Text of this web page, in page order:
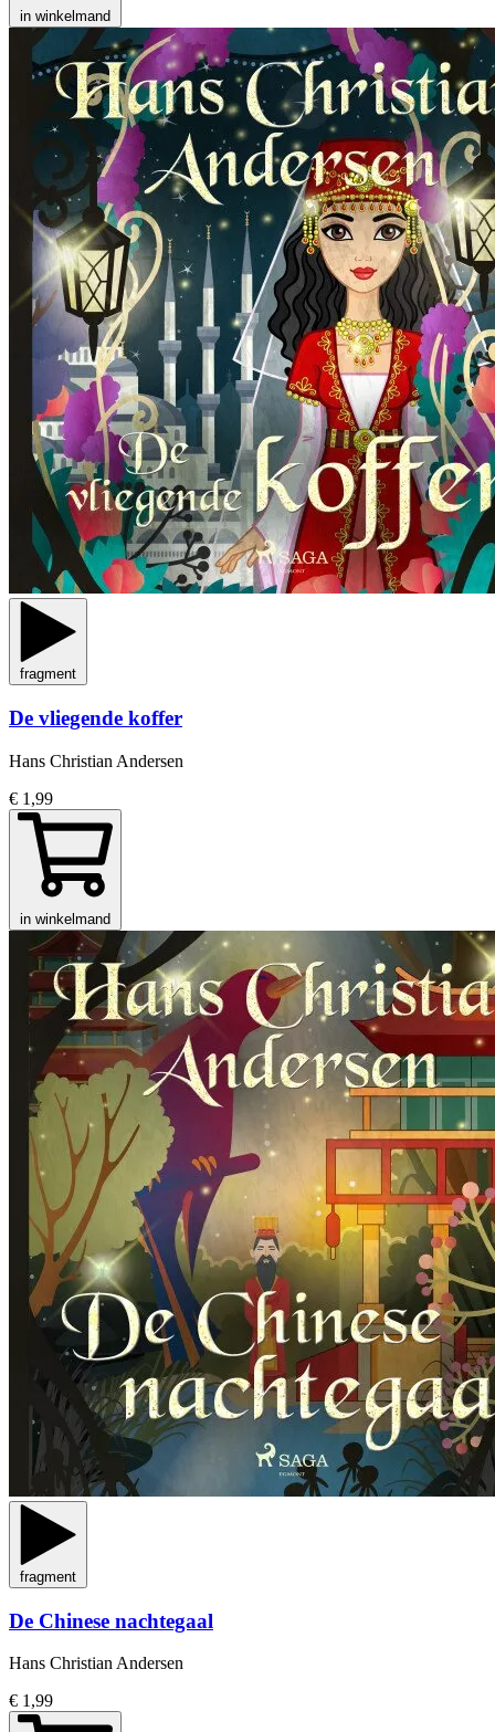
in winkelmand
fragment
De vliegende koffer
Hans Christian Andersen
€ 1,99
in winkelmand
fragment
De Chinese nachtegaal
Hans Christian Andersen
€ 1,99